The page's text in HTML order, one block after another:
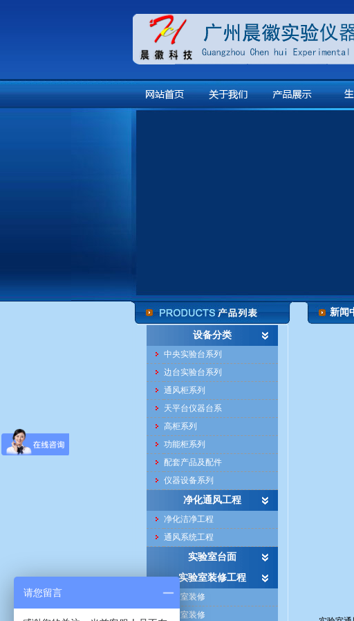
设备分类
中央实验台系列
边台实验台系列
通风柜系列
天平台仪器台系
高柜系列
功能柜系列
配套产品及配件
仪器设备系列
净化通风工程
净化洁净工程
通风系统工程
实验室台面
实验室装修工程
实验室装修
办公室装修
新闻
请您留言